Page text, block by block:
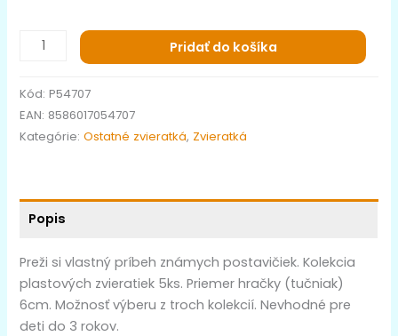
Pridať do košíka
Kód:P54707
EAN: 8586017054707
Kategórie:Ostatné zvieratká, Zvieratká
Popis
Preži si vlastný príbeh známych postavičiek. Kolekcia
plastových zvieratiek 5ks. Priemer hračky (tučniak)
6cm. Možnosť výberu z troch kolekcií. Nevhodné pre
deti do 3 rokov.